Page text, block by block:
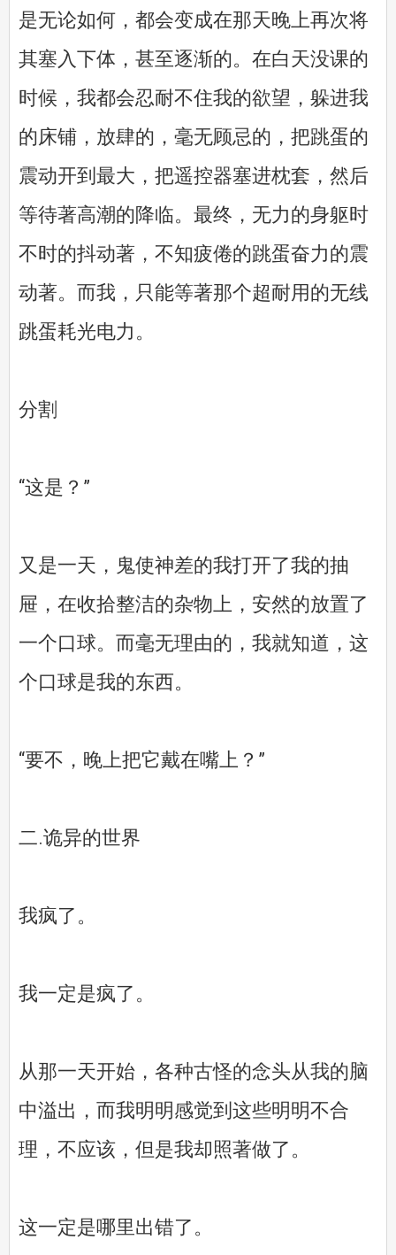
是无论如何，都会变成在那天晚上再次将
其塞入下体，甚至逐渐的。在白天没课的
时候，我都会忍耐不住我的欲望，躲进我
的床铺，放肆的，毫无顾忌的，把跳蛋的
震动开到最大，把遥控器塞进枕套，然后
等待著高潮的降临。最终，无力的身躯时
不时的抖动著，不知疲倦的跳蛋奋力的震
动著。而我，只能等著那个超耐用的无线
跳蛋耗光电力。
分割
“这是？”
又是一天，鬼使神差的我打开了我的抽
屉，在收拾整洁的杂物上，安然的放置了
一个口球。而毫无理由的，我就知道，这
个口球是我的东西。
“要不，晚上把它戴在嘴上？”
二.诡异的世界
我疯了。
我一定是疯了。
从那一天开始，各种古怪的念头从我的脑
中溢出，而我明明感觉到这些明明不合
理，不应该，但是我却照著做了。
这一定是哪里出错了。